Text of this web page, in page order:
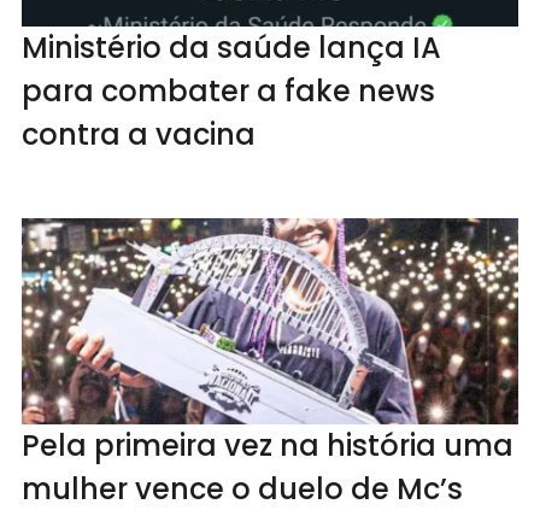
Ministério da saúde lança IA
para combater a fake news
contra a vacina
Pela primeira vez na história uma
mulher vence o duelo de Mc’s